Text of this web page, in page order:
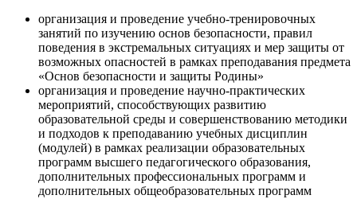
организация и проведение учебно-тренировочных
занятий по изучению основ безопасности, правил
поведения в экстремальных ситуациях и мер защиты от
возможных опасностей в рамках преподавания предмета
«Основ безопасности и защиты Родины»
организация и проведение научно-практических
мероприятий, способствующих развитию
образовательной среды и совершенствованию методики
и подходов к преподаванию учебных дисциплин
(модулей) в рамках реализации образовательных
программ высшего педагогического образования,
дополнительных профессиональных программ и
дополнительных общеобразовательных программ